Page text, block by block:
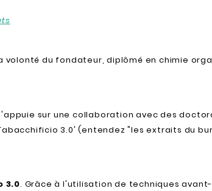
volonté du fondateur, diplômé en chimie
sur une collaboration avec des
3.0' (entendez "les extraits du
3.0. Grâce à l'utilisation de techniques